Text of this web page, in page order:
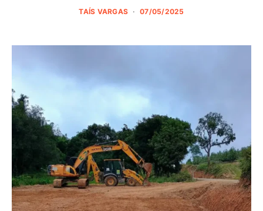
TAÍS VARGAS 07/05/2025